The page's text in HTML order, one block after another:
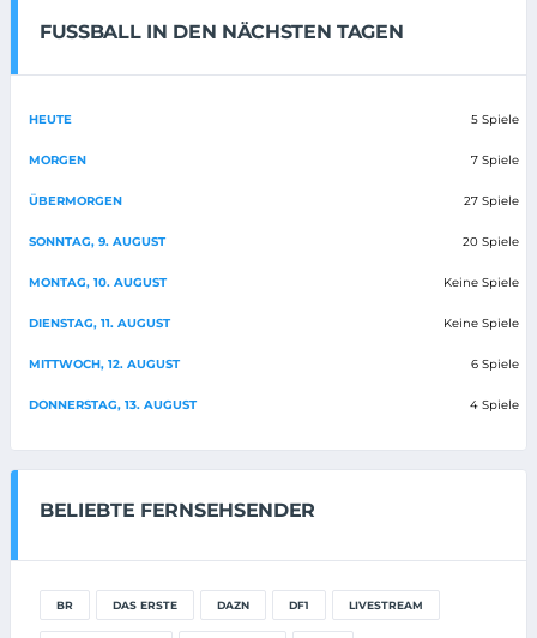
FUSSBALL IN DEN NÄCHSTEN TAGEN
HEUTE 5 Spiele
MORGEN 7 Spiele
ÜBERMORGEN 27 Spiele
SONNTAG, 9. AUGUST 20 Spiele
MONTAG, 10. AUGUST Keine Spiele
DIENSTAG, 11. AUGUST Keine Spiele
MITTWOCH, 12. AUGUST 6 Spiele
DONNERSTAG, 13. AUGUST 4 Spiele
BELIEBTE FERNSEHSENDER
BR DAS ERSTE DAZN DF1 LIVESTREAM